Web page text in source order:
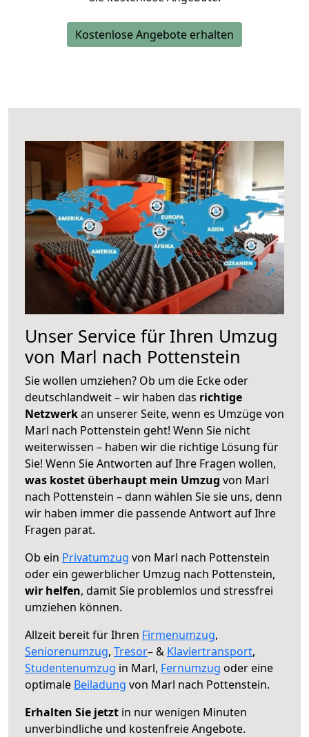
Kostenlose Angebote erhalten
Unser Service für Ihren Umzug
von Marl nach Pottenstein
Sie wollen umziehen? Ob um die Ecke oder
deutschlandweit – wir haben das richtige
Netzwerkan unserer Seite, wenn es Umzüge von
Marl nach Pottenstein geht! Wenn Sie nicht
weiterwissen – haben wir die richtige Lösung für
Sie! Wenn Sie Antworten auf Ihre Fragen wollen,
was kostet überhaupt mein Umzug von Marl
nach Pottenstein – dann wählen Sie sie uns, denn
wir haben immer die passende Antwort auf Ihre
Fragen parat.
Ob ein Privatumzug von Marl nach Pottenstein
oder ein gewerblicher Umzug nach Pottenstein,
wir helfen, damit Sie problemlos und stressfrei
umziehen können.
Allzeit bereit für Ihren Firmenumzug,
Seniorenumzug, Tresor– & Klaviertransport,
Studentenumzug in Marl, Fernumzug oder eine
optimale Beiladung von Marl nach Pottenstein.
Erhalten Sie jetzt in nur wenigen Minuten
unverbindliche und kostenfreie Angebote.